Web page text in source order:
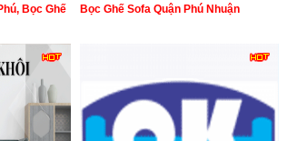
Bọc Ghế
Bọc Ghế Sofa Quận Phú Nhuận